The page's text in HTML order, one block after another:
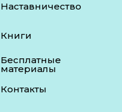
Контакты
Наставничество
Книги
Бесплатные
материалы